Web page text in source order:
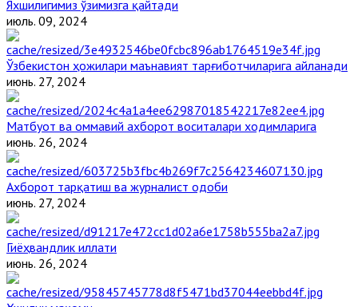
Яхшилигимиз ўзимизга қайтади
июль. 09, 2024
Ўзбекистон ҳожилари маънавият тарғиботчиларига айланади
июнь. 27, 2024
Матбуот ва оммавий ахборот воситалари ходимларига
июнь. 26, 2024
Ахборот тарқатиш ва журналист одоби
июнь. 27, 2024
Гиёҳвандлик иллати
июнь. 26, 2024